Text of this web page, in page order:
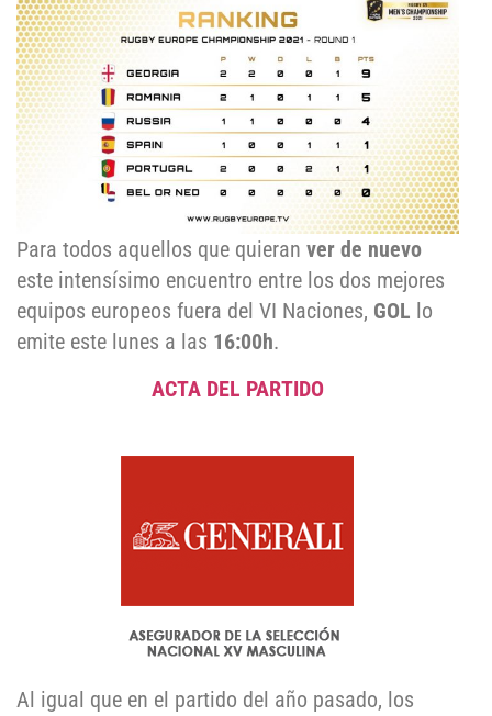
Para todos aquellos que quieran ver de nuevo
este intensísimo encuentro entre los dos mejores
equipos europeos fuera del VI Naciones, GOL lo
emite este lunes a las 16:00h.
ACTA DEL PARTIDO
Al igual que en el partido del año pasado, los